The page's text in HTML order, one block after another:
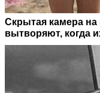
Скрытая камера
вытворяют, когда